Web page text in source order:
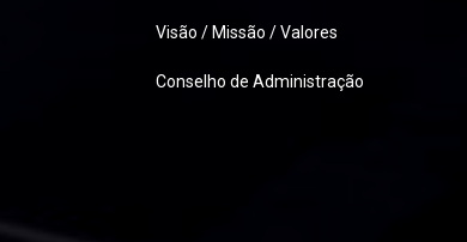
Visão / Missão / Valores
Conselho de Administração